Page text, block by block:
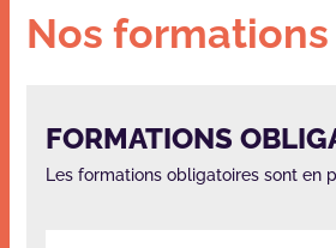
Nos formations
FORMATIONS
Les formations obligatoires sont en